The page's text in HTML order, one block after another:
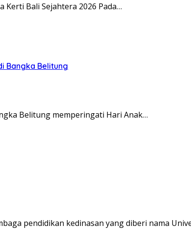
Kerti Bali Sejahtera 2026 Pada…
Bangka Belitung
Belitung memperingati Hari Anak…
pendidikan kedinasan yang diberi nama